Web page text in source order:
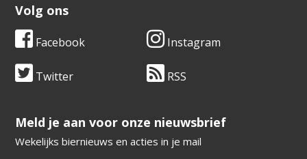
Volg ons
Facebook Instagram
Twitter RSS
​​​​​​​Meld je aan voor onze nieuwsbrief
Wekelijks biernieuws en acties in je mail